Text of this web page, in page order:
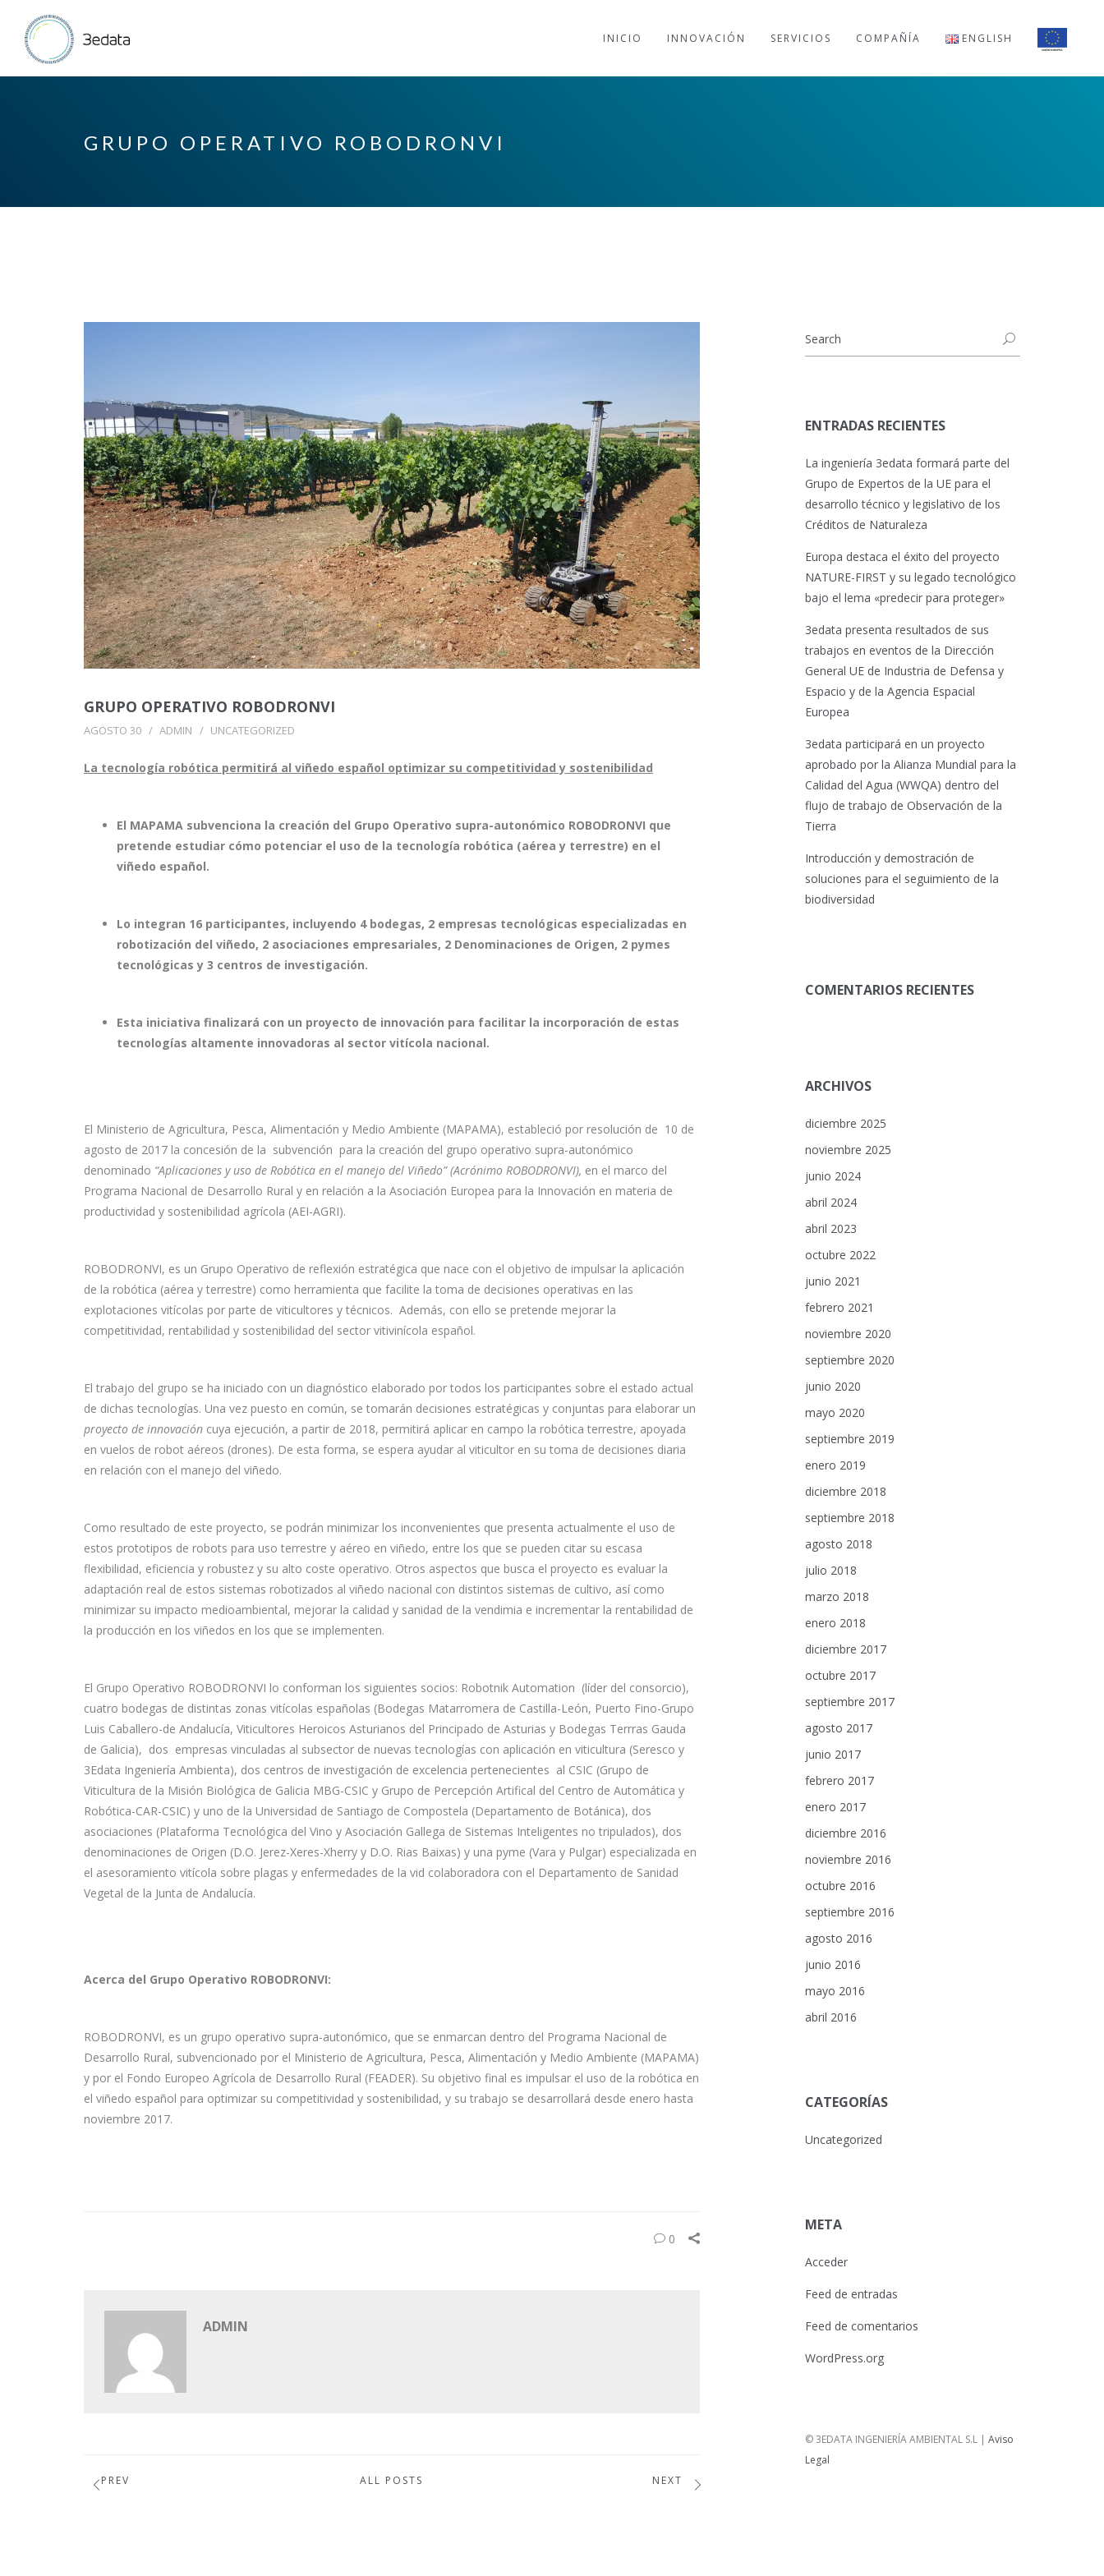
INICIO INNOVACIÓN SERVICIOS COMPAÑÍA ENGLISH
GRUPO OPERATIVO ROBODRONVI
GRUPO OPERATIVO ROBODRONVI
AGOSTO 30 ADMIN UNCATEGORIZED
La tecnología robótica permitirá al viñedo español optimizar su competitividad y sostenibilidad
El MAPAMA subvenciona la creación del Grupo Operativo supra-autonómico ROBODRONVI que
pretende estudiar cómo potenciar el uso de la tecnología robótica (aérea y terrestre) en el
viñedo español.
Lo integran 16 participantes, incluyendo 4 bodegas, 2 empresas tecnológicas especializadas en
robotización del viñedo, 2 asociaciones empresariales, 2 Denominaciones de Origen, 2 pymes
tecnológicas y 3 centros de investigación.
Esta iniciativa finalizará con un proyecto de innovación para facilitar la incorporación de estas
tecnologías altamente innovadoras al sector vitícola nacional.
El Ministerio de Agricultura, Pesca, Alimentación y Medio Ambiente (MAPAMA), estableció por resolución de 10 de
agosto de 2017 la concesión de la subvención para la creación del grupo operativo supra-autonómico
denominado “Aplicaciones y uso de Robótica en el manejo del Viñedo” (Acrónimo ROBODRONVI), en el marco del
Programa Nacional de Desarrollo Rural y en relación a la Asociación Europea para la Innovación en materia de
productividad y sostenibilidad agrícola (AEI-AGRI).
ROBODRONVI, es un Grupo Operativo de reflexión estratégica que nace con el objetivo de impulsar la aplicación
de la robótica (aérea y terrestre) como herramienta que facilite la toma de decisiones operativas en las
explotaciones vitícolas por parte de viticultores y técnicos. Además, con ello se pretende mejorar la
competitividad, rentabilidad y sostenibilidad del sector vitivinícola español.
El trabajo del grupo se ha iniciado con un diagnóstico elaborado por todos los participantes sobre el estado actual
de dichas tecnologías. Una vez puesto en común, se tomarán decisiones estratégicas y conjuntas para elaborar un
proyecto de innovación cuya ejecución, a partir de 2018, permitirá aplicar en campo la robótica terrestre, apoyada
en vuelos de robot aéreos (drones). De esta forma, se espera ayudar al viticultor en su toma de decisiones diaria
en relación con el manejo del viñedo.
Como resultado de este proyecto, se podrán minimizar los inconvenientes que presenta actualmente el uso de
estos prototipos de robots para uso terrestre y aéreo en viñedo, entre los que se pueden citar su escasa
flexibilidad, eficiencia y robustez y su alto coste operativo. Otros aspectos que busca el proyecto es evaluar la
adaptación real de estos sistemas robotizados al viñedo nacional con distintos sistemas de cultivo, así como
minimizar su impacto medioambiental, mejorar la calidad y sanidad de la vendimia e incrementar la rentabilidad de
la producción en los viñedos en los que se implementen.
El Grupo Operativo ROBODRONVI lo conforman los siguientes socios: Robotnik Automation (líder del consorcio),
cuatro bodegas de distintas zonas vitícolas españolas (Bodegas Matarromera de Castilla-León, Puerto Fino-Grupo
Luis Caballero-de Andalucía, Viticultores Heroicos Asturianos del Principado de Asturias y Bodegas Terrras Gauda
de Galicia), dos empresas vinculadas al subsector de nuevas tecnologías con aplicación en viticultura (Seresco y
3Edata Ingeniería Ambienta), dos centros de investigación de excelencia pertenecientes al CSIC (Grupo de
Viticultura de la Misión Biológica de Galicia MBG-CSIC y Grupo de Percepción Artifical del Centro de Automática y
Robótica-CAR-CSIC) y uno de la Universidad de Santiago de Compostela (Departamento de Botánica), dos
asociaciones (Plataforma Tecnológica del Vino y Asociación Gallega de Sistemas Inteligentes no tripulados), dos
denominaciones de Origen (D.O. Jerez-Xeres-Xherry y D.O. Rias Baixas) y una pyme (Vara y Pulgar) especializada en
el asesoramiento vitícola sobre plagas y enfermedades de la vid colaboradora con el Departamento de Sanidad
Vegetal de la Junta de Andalucía.
Acerca del Grupo Operativo ROBODRONVI:
ROBODRONVI, es un grupo operativo supra-autonómico, que se enmarcan dentro del Programa Nacional de
Desarrollo Rural, subvencionado por el Ministerio de Agricultura, Pesca, Alimentación y Medio Ambiente (MAPAMA)
y por el Fondo Europeo Agrícola de Desarrollo Rural (FEADER). Su objetivo final es impulsar el uso de la robótica en
el viñedo español para optimizar su competitividad y sostenibilidad, y su trabajo se desarrollará desde enero hasta
noviembre 2017.
0
ADMIN
PREV ALL POSTS NEXT
ENTRADAS RECIENTES
La ingeniería 3edata formará parte del
Grupo de Expertos de la UE para el
desarrollo técnico y legislativo de los
Créditos de Naturaleza
Europa destaca el éxito del proyecto
NATURE-FIRST y su legado tecnológico
bajo el lema «predecir para proteger»
3edata presenta resultados de sus
trabajos en eventos de la Dirección
General UE de Industria de Defensa y
Espacio y de la Agencia Espacial
Europea
3edata participará en un proyecto
aprobado por la Alianza Mundial para la
Calidad del Agua (WWQA) dentro del
flujo de trabajo de Observación de la
Tierra
Introducción y demostración de
soluciones para el seguimiento de la
biodiversidad
COMENTARIOS RECIENTES
ARCHIVOS
diciembre 2025
noviembre 2025
junio 2024
abril 2024
abril 2023
octubre 2022
junio 2021
febrero 2021
noviembre 2020
septiembre 2020
junio 2020
mayo 2020
septiembre 2019
enero 2019
diciembre 2018
septiembre 2018
agosto 2018
julio 2018
marzo 2018
enero 2018
diciembre 2017
octubre 2017
septiembre 2017
agosto 2017
junio 2017
febrero 2017
enero 2017
diciembre 2016
noviembre 2016
octubre 2016
septiembre 2016
agosto 2016
junio 2016
mayo 2016
abril 2016
CATEGORÍAS
Uncategorized
META
Acceder
Feed de entradas
Feed de comentarios
WordPress.org
© 3EDATA INGENIERÍA AMBIENTAL S.L | Aviso
Legal